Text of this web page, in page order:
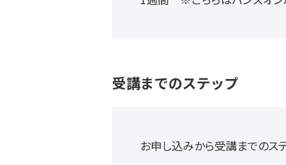
受講までのステップ
お申し込みから受講までのス